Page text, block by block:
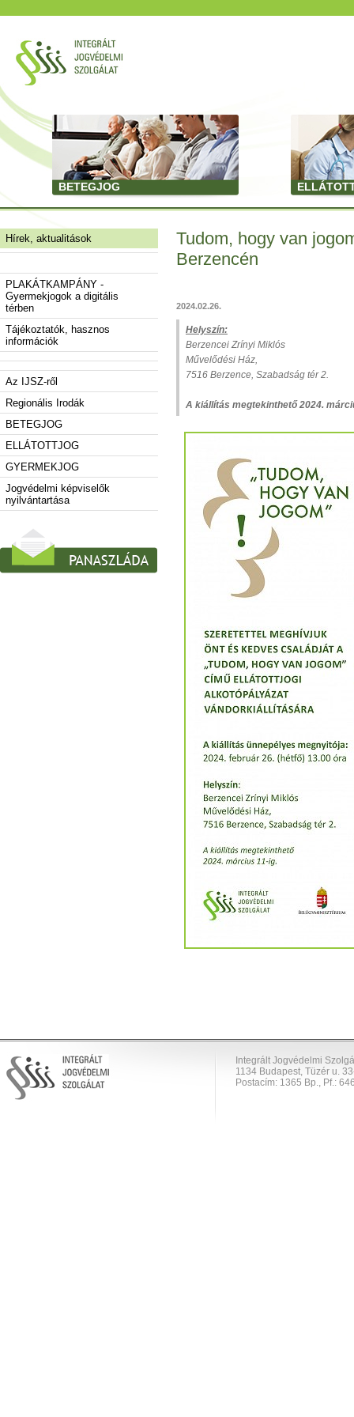
BETEGJOG
Hírek, aktualitások
PLAKÁTKAMPÁNY -
Gyermekjogok a digitális
térben
Tájékoztatók, hasznos
információk
Az IJSZ-ről
Regionális Irodák
BETEGJOG
ELLÁTOTTJOG
GYERMEKJOG
Jogvédelmi képviselők
nyilvántartása
Tudom, hogy van
Berzencén
2024.02.26.
Helyszín:
Berzencei Zrínyi Miklós
Művelődési Ház,
7516 Berzence, Szabadság tér 2.
A kiállítás megtekinthető 2024.
Integrált Jogvédelmi
1134 Budapest, Tüzér u.
Postacím: 1365 Bp., Pf.: